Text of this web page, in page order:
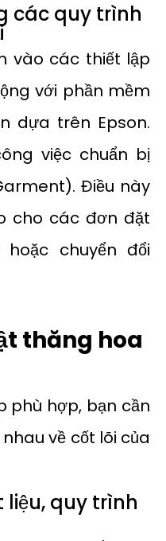
các quy trình
vào các thiết lập
với phần mềm
dựa trên Epson.
việc chuẩn bị
Điều này
cho các đơn đặt
chuyển đổi
thăng hoa
phù hợp, bạn cần
về cốt lõi của
liệu, quy trình